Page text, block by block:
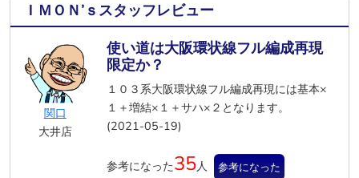
ＩＭＯＮ’ｓスタッフレビュー
関口
大井店
使い道は大阪環状線フル編成再現
限定か？
１０３系大阪環状線フル編成再現には基本×
１＋増結×１＋サハ×２となります。
(2021-05-19)
参考になった35人 参考になった